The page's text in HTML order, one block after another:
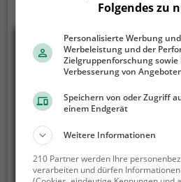
Folgendes zu
Personalisierte Werbung
Werbeleistung und der
Zielgruppenforschung
Verbesserung von
Speichern von oder Zugriff
einem Endgerät
Weitere Informationen
210 Partner werden Ihre
verarbeiten und dürfen